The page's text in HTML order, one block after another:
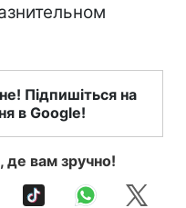
Підпишіться на
в Google!
де вам зручно!